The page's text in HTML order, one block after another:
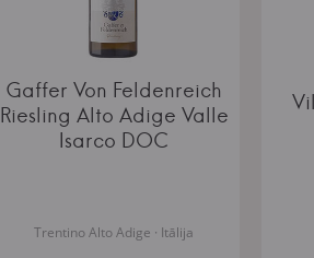
Gaffer Von Feldenreich
Riesling Alto Adige Valle
Isarco DOC
Trentino Alto Adige · Itālija